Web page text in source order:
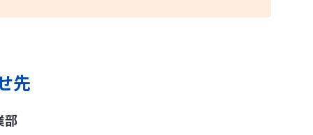
先
部